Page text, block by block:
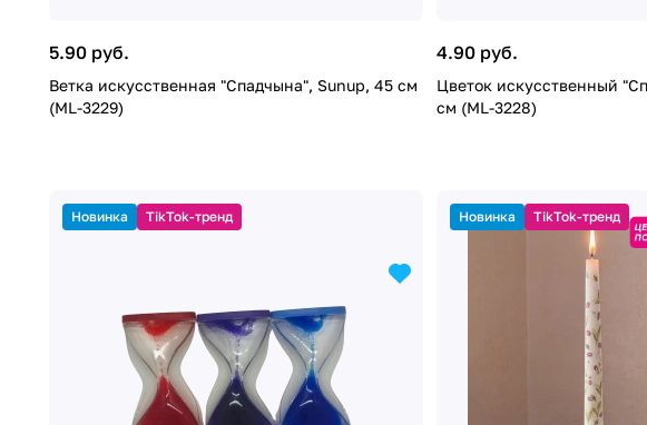
5.90 руб.
Ветка искусственная "Спадчына", Sunup, 45 см
(ML-3229)
4.90 руб.
Цветок искусственный
см (ML-3228)
Новинка TikTok-тренд Новинка TikTok-тренд